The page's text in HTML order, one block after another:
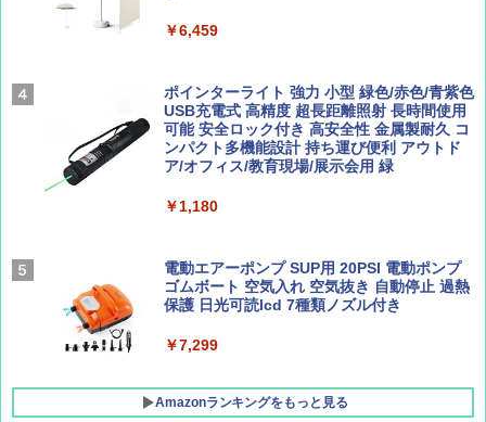
集】ボーイング110周年を祝して！
￥1,760
BE-PAL(ビ-パル) 2026年 9 月号【特別付録:
￥1,500
￥2,695
新しい日本地理 地図・統計・移動から読み
￥1,540
テント ワンタッチ RENEW 幅200 2-3人用 43
￥5,499
[キャンパーズコレクション 山善] 傘みたいに
広げるだけ パッとサッとテント ブラックコ
簡単設置 ポップアップテント エクルベージ
￥8,991
X 2人用 3人用 キャンプ アウトドア フェス
￥6,459
ポインターライト 強力 小型 緑色/赤色/青紫色
USB充電式 高精度 超長距離照射 長時間使用
可能 安全ロック付き 高安全性 金属製耐久 コ
ンパクト多機能設計 持ち運び便利 アウトド
ア/オフィス/教育現場/展示会用 緑
￥1,180
電動エアーポンプ SUP用 20PSI 電動ポンプ
ゴムボート 空気入れ 空気抜き 自動停止 過熱
保護 日光可読lcd 7種類ノズル付き
￥7,299
Amazonランキングをもっと見る